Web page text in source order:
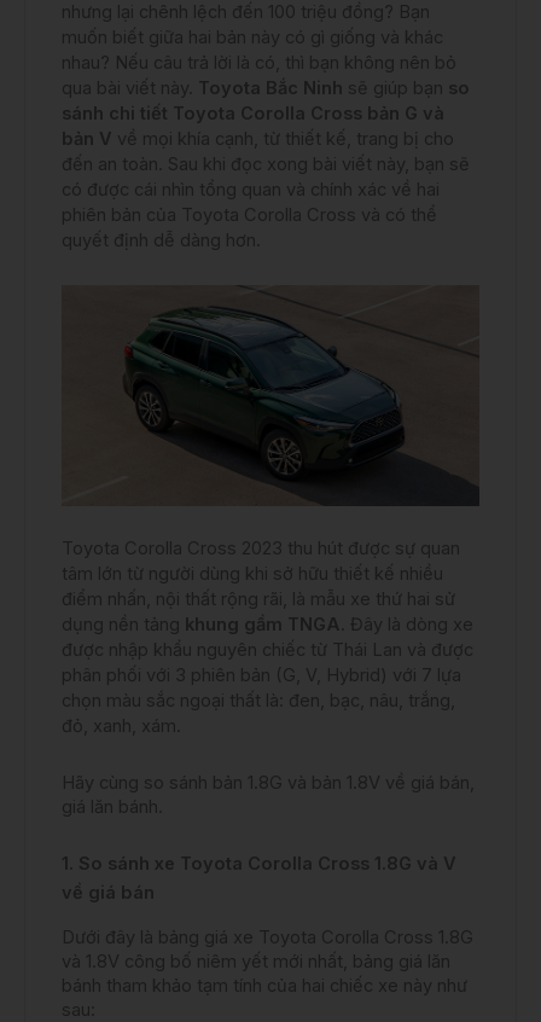
nhưng lại chênh lệch đến 100 triệu đồng? Bạn
muốn biết giữa hai bản này có gì giống và khác
nhau? Nếu câu trả lời là có, thì bạn không nên bỏ
qua bài viết này. Toyota Bắc Ninh sẽ giúp bạn so
sánh chi tiết Toyota Corolla Cross bản G và
bản V về mọi khía cạnh, từ thiết kế, trang bị cho
đến an toàn. Sau khi đọc xong bài viết này, bạn sẽ
có được cái nhìn tổng quan và chính xác về hai
phiên bản của Toyota Corolla Cross và có thể
quyết định dễ dàng hơn.
Toyota Corolla Cross 2023 thu hút được sự quan
tâm lớn từ người dùng khi sở hữu thiết kế nhiều
điểm nhấn, nội thất rộng rãi, là mẫu xe thứ hai sử
dụng nền tảng khung gầm TNGA . Đây là dòng xe
được nhập khẩu nguyên chiếc từ Thái Lan và được
phân phối với 3 phiên bản (G, V, Hybrid) với 7 lựa
chọn màu sắc ngoại thất là: đen, bạc, nâu, trắng,
đỏ, xanh, xám.
Hãy cùng so sánh bản 1.8G và bản 1.8V về giá bán,
giá lăn bánh.
1. So sánh xe Toyota Corolla Cross 1.8G và V
về giá bán
Dưới đây là bảng giá xe Toyota Corolla Cross 1.8G
và 1.8V công bố niêm yết mới nhất, bảng giá lăn
bánh tham khảo tạm tính của hai chiếc xe này như
sau: